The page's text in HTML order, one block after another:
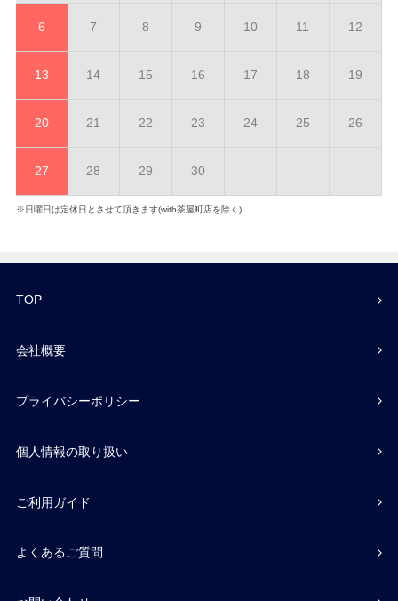
6 7 8 9 10 11 12
13 14 15 16 17 18 19
20 21 22 23 24 25 26
27 28 29 30
※日曜日は定休日とさせて頂きます(with茶屋町店を除く)
TOP
会社概要
プライバシーポリシー
個人情報の取り扱い
ご利用ガイド
よくあるご質問